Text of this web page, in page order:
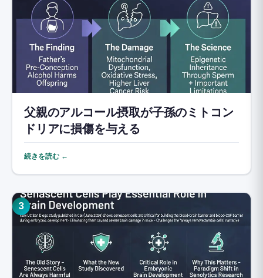
父親のアルコール摂取が子孫のミトコン
ドリアに損傷を与える
続きを読む ←
3